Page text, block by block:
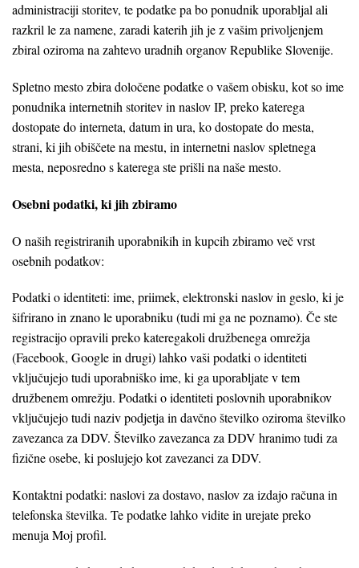
administraciji storitev, te podatke pa bo ponudnik uporabljal ali
razkril le za namene, zaradi katerih jih je z vašim privoljenjem
zbiral oziroma na zahtevo uradnih organov Republike Slovenije.
Spletno mesto zbira določene podatke o vašem obisku, kot so ime
ponudnika internetnih storitev in naslov IP, preko katerega
dostopate do interneta, datum in ura, ko dostopate do mesta,
strani, ki jih obiščete na mestu, in internetni naslov spletnega
mesta, neposredno s katerega ste prišli na naše mesto.
Osebni podatki, ki jih zbiramo
O naših registriranih uporabnikih in kupcih zbiramo več vrst
osebnih podatkov:
Podatki o identiteti: ime, priimek, elektronski naslov in geslo, ki je
šifrirano in znano le uporabniku (tudi mi ga ne poznamo). Če ste
registracijo opravili preko kateregakoli družbenega omrežja
(Facebook, Google in drugi) lahko vaši podatki o identiteti
vključujejo tudi uporabniško ime, ki ga uporabljate v tem
družbenem omrežju. Podatki o identiteti poslovnih uporabnikov
vključujejo tudi naziv podjetja in davčno številko oziroma številko
zavezanca za DDV. Številko zavezanca za DDV hranimo tudi za
fizične osebe, ki poslujejo kot zavezanci za DDV.
Kontaktni podatki: naslovi za dostavo, naslov za izdajo računa in
telefonska številka. Te podatke lahko vidite in urejate preko
menuja Moj profil.